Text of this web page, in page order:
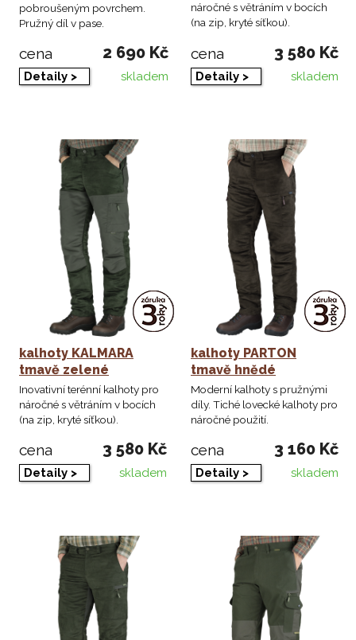
pobroušeným povrchem.
Pružný díl v pase.
cena 2 690 Kč
Detaily > skladem
náročné s větráním v bocích
(na zip, kryté síťkou).
cena 3 580 Kč
Detaily > skladem
kalhoty KALMARA
tmavě zelené
Inovativní terénní kalhoty pro
náročné s větráním v bocích
(na zip, kryté síťkou).
cena 3 580 Kč
Detaily > skladem
kalhoty PARTON
tmavě hnědé
Moderní kalhoty s pružnými
díly. Tiché lovecké kalhoty pro
náročné použití.
cena 3 160 Kč
Detaily > skladem